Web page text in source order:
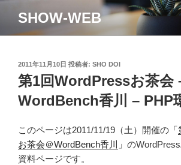
テ
SHOW-WEB
投
稿
日:
2011年11月10日 投稿者: SHO DOI
第1回WordPressお茶会
WordBench香川 – PHP
このページは2011/11/19（土）開催の「
お茶会＠WordBench香川
」の
資料ページです。